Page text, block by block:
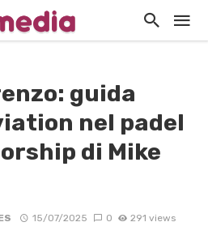
guida
nel padel
di Mike
15/07/2025 0 291 views